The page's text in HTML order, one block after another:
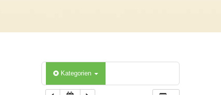
Kategorien
6:00